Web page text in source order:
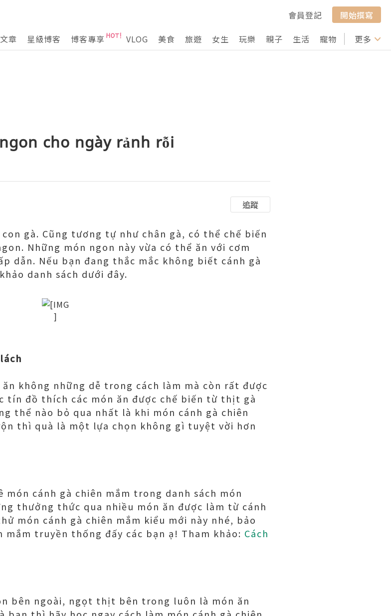
會員登記
開始撰寫
章 星級博客 博客專享 VLOG 美食 旅遊 女生 玩樂 親子 生活 寵物 行山 打卡
更多
cho ngày rảnh rỗi
追蹤
gà. Cũng tương tự như chân gà, có thể chế biến
Những món ngon này vừa có thể ăn với cơm
dẫn. Nếu bạn đang thắc mắc không biết cánh gà
danh sách dưới đây.
không những dễ trong cách làm mà còn rất được
tín đồ thích các món ăn được chế biến từ thịt gà
thể nào bỏ qua nhất là khi món cánh gà chiên
thì quà là một lựa chọn không gì tuyệt vời hơn
cánh gà chiên mắm trong danh sách món
thưởng thức qua nhiều món ăn được làm từ cánh
món cánh gà chiên mắm kiểu mới này nhé, bảo
mắm truyền thống đấy các bạn ạ! Tham khảo: Cách
bên ngoài, ngọt thịt bên trong luôn là món ăn